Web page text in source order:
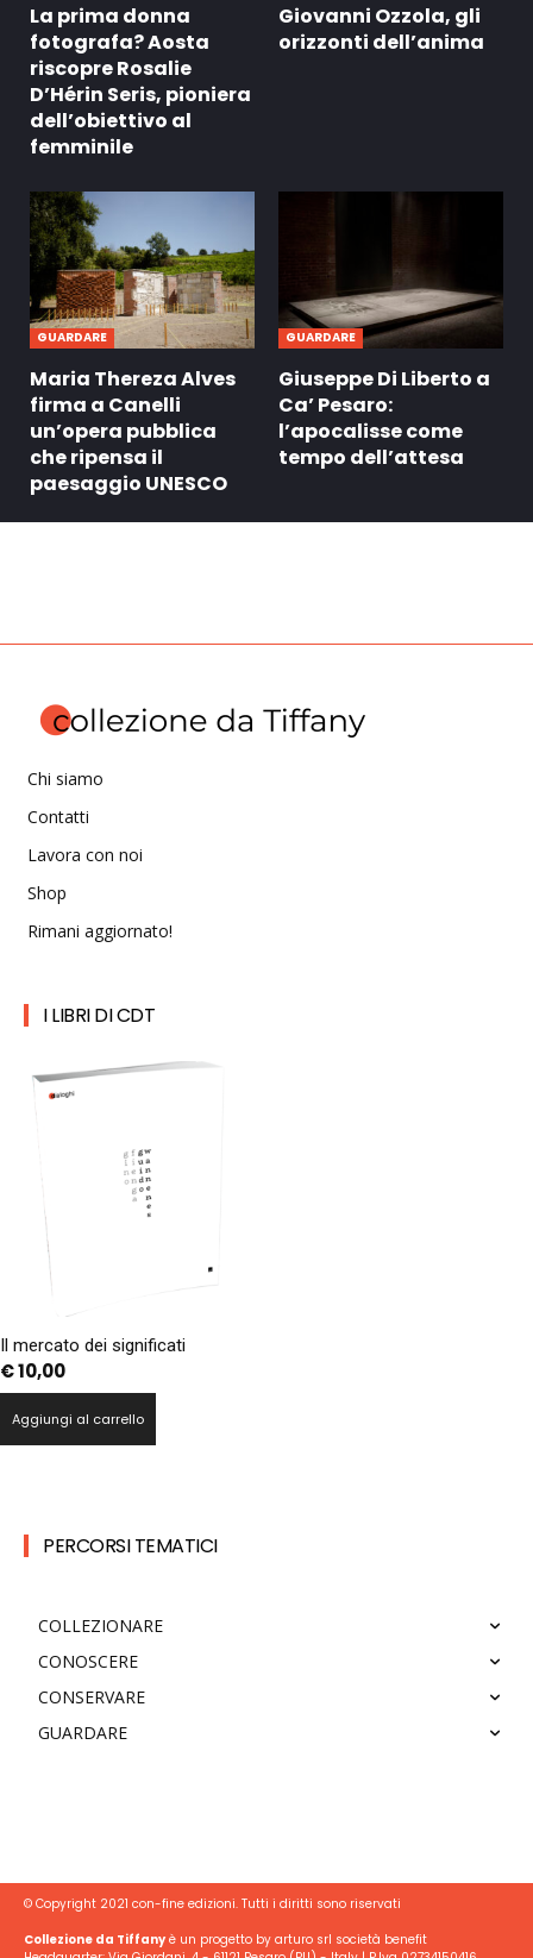
La prima donna
fotografa? Aosta
riscopre Rosalie
D’Hérin Seris, pioniera
dell’obiettivo al
femminile
Giovanni Ozzola, gli
orizzonti dell’anima
GUARDARE
Maria Thereza Alves
firma a Canelli
un’opera pubblica
che ripensa il
paesaggio UNESCO
GUARDARE
Giuseppe Di Liberto a
Ca’ Pesaro:
l’apocalisse come
tempo dell’attesa
Chi siamo
Contatti
Lavora con noi
Shop
Rimani aggiornato!
I LIBRI DI CDT
Il mercato dei significati
€10,00
Aggiungi al carrello
PERCORSI TEMATICI
COLLEZIONARE
CONOSCERE
CONSERVARE
GUARDARE
© Copyright 2021 con-fine edizioni. Tutti i diritti sono riservati
Collezione da Tiffanyè un progetto by arturo srl società benefit